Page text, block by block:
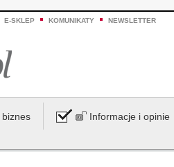
E-SKLEP KOMUNIKATY NEWSLETTER
biznes Informacje i opinie